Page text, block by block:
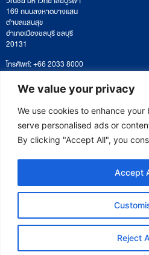
We value your privacy
We use cookies to enhance
serve personalised ads or
By clicking "Accept All", you
Reject
Accept
169 ถนนลงหาดบางแสน
ตำบลแสนสุข
อำเภอเมืองชลบุรี ชลบุรี
20131
โทรศัพท์: +66 2033 8000
เวลาทำการ: จันทร์ – ศุกร์
09:00 – 17:00 น.
ติดตามหนังสือหรือยื่นเอกสาร
saraban@eeco.or.th
Copyright © 2025 Eastern Economic